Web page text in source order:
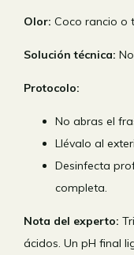
Olor: Coco rancio o
Solución técnica:
Protocolo:
No abras el
Llévalo al
Desinfecta
completa.
Nota del experto:
ácidos. Un pH final